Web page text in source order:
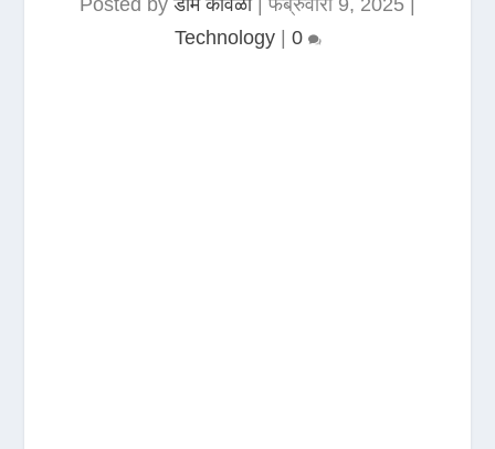
Posted byडोम कावळा|फेब्रुवारी 9, 2025
Technology| 0